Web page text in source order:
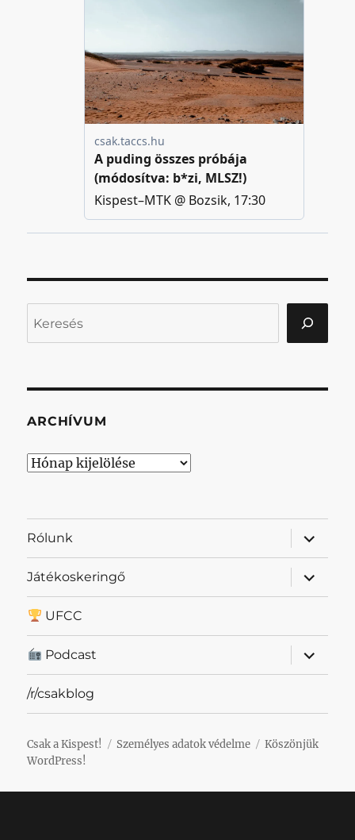
ARCHÍVUM
Archívum
Rólunk
almenü
Játékoskeringő
almenü
UFCC
Podcast
almenü
/r/csakblog
Csak a Kispest! Személyes adatok védelme
Köszönjük
WordPress!